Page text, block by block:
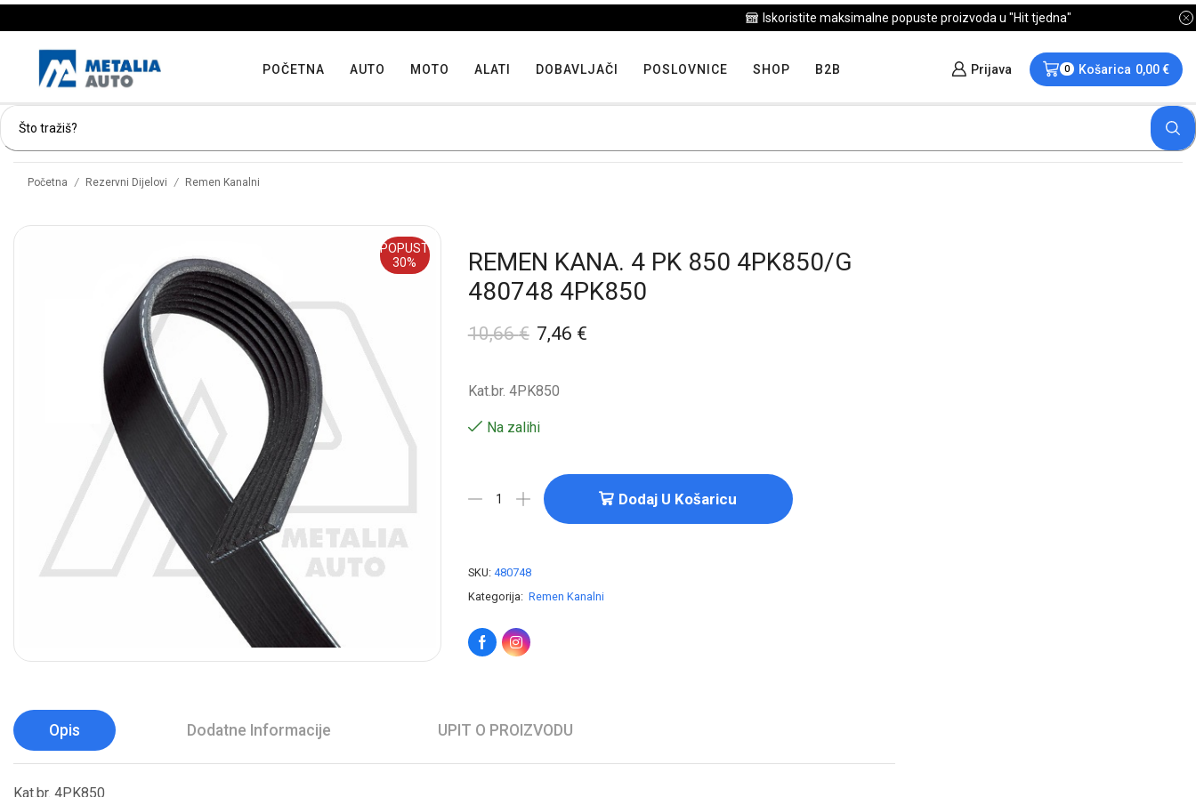
Iskoristite maksimalne popuste proizvoda u "Hit tjedna"
POČETNA AUTO MOTO ALATI DOBAVLJAČI POSLOVNICE SHOP B2B Prijava 0 Košarica 0,00€
Početna / Rezervni Dijelovi / Remen Kanalni
POPUST
30%
REMEN KANA. 4 PK 850 4PK850/G
480748 4PK850
10,66€ 7,46 €
Kat.br. 4PK850
Na zalihi
Dodaj U Košaricu
SKU: 480748
Kategorija: Remen Kanalni
Opis Dodatne Informacije UPIT O PROIZVODU
Kat.br. 4PK850